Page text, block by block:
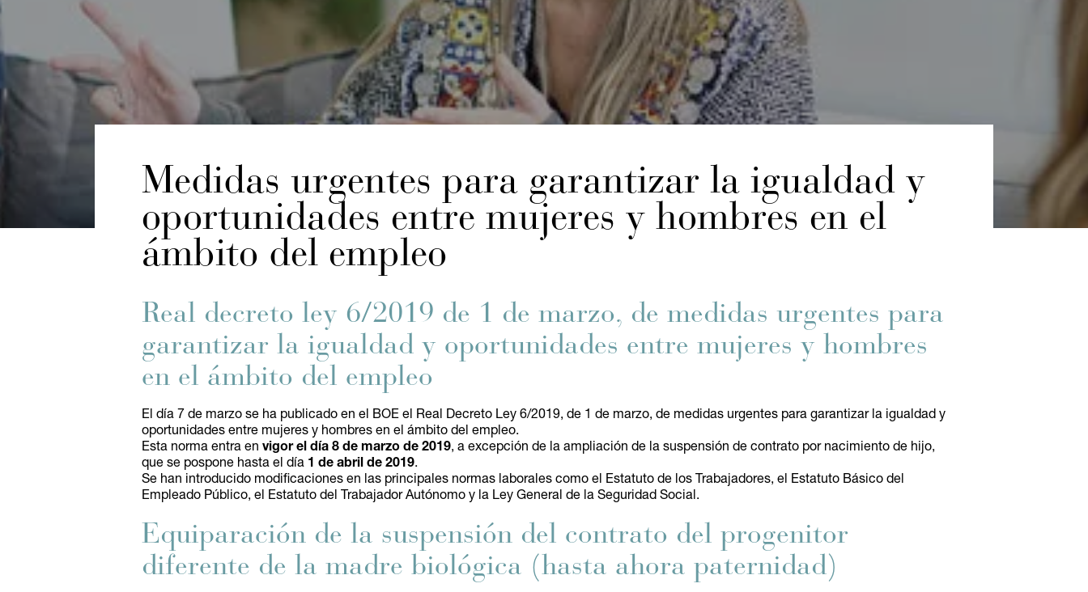
Medidas urgentes para garantizar la igualdad y
oportunidades entre mujeres y hombres en el
ámbito del empleo
Real decreto ley 6/2019 de 1 de marzo, de medidas urgentes para
garantizar la igualdad y oportunidades entre mujeres y hombres
en el ámbito del empleo
El día 7 de marzo se ha publicado en el BOE el Real Decreto Ley 6/2019, de 1 de marzo, de medidas urgentes para garantizar la igualdad y
oportunidades entre mujeres y hombres en el ámbito del empleo.
Esta norma entra en vigor el día 8 de marzo de 2019, a excepción de la ampliación de la suspensión de contrato por nacimiento de hijo,
que se pospone hasta el día 1 de abril de 2019.
Se han introducido modificaciones en las principales normas laborales como el Estatuto de los Trabajadores, el Estatuto Básico del
Empleado Público, el Estatuto del Trabajador Autónomo y la Ley General de la Seguridad Social.
Equiparación de la suspensión del contrato del progenitor
diferente de la madre biológica (hasta ahora paternidad)